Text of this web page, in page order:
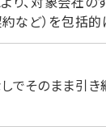
約など）を包括的
でそのまま引き